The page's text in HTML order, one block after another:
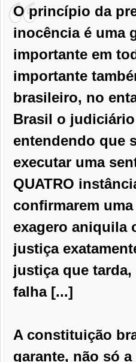
O princípio da
inocência é uma
importante em
importante
brasileiro, no
Brasil o
entendendo que
executar uma
QUATRO
confirmarem
exagero aniquila
justiça
justiça que
falha [...]
A constituição
garante, não só